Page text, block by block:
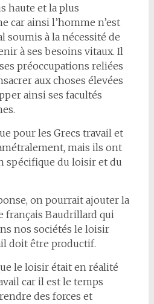
haute et la plus
car ainsi l’homme n’est
soumis à la nécessité de
à ses besoins vitaux. Il
préoccupations reliées
aux choses élevées
ainsi ses facultés
pour les Grecs travail et
mais ils ont
spécifique du loisir et du
on pourrait ajouter la
français Baudrillard qui
nos sociétés le loisir
doit être productif.
le loisir était en réalité
car il est le temps
des forces et